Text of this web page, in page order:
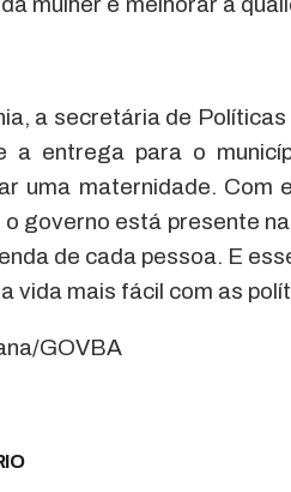
a secretária de
a entrega para o
uma maternidade. Com
governo está presente
de cada pessoa. E
vida mais fácil com as
GOVBA